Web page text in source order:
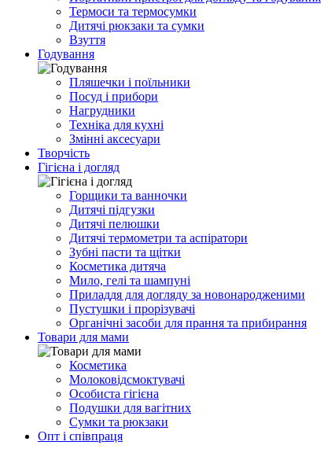
Термоси та термосумки
Дитячі рюкзаки та сумки
Взуття
Годування
Пляшечки і поїльники
Посуд і прибори
Нагрудники
Техніка для кухні
Змінні аксесуари
Творчість
Гігієна і догляд
Горщики та ванночки
Дитячі підгузки
Дитячі пелюшки
Дитячі термометри та аспіратори
Зубні пасти та щітки
Косметика дитяча
Мило, гелі та шампуні
Приладдя для догляду за новонародженими
Пустушки і прорізувачі
Органічні засоби для прання та прибирання
Товари для мами
Косметика
Молоковідсмоктувачі
Особиста гігієна
Подушки для вагітних
Сумки та рюкзаки
Опт і співпраця